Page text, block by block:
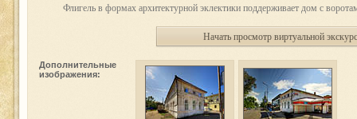
Флигель в формах архитектурной эклектики поддерживает дом с
Начать просмотр виртуальной
Дополнительные
изображения: